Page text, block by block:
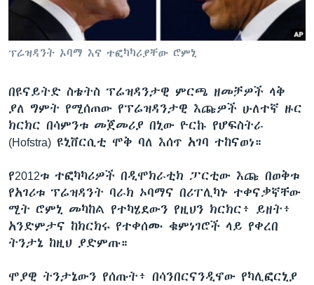
ቋንቋዎች
ፕሬዝዳንት ኦባማ እና ተፎካካሪያቸው ሮምኒ
በዩናይትድ ስቴትስ ፕሬዝዳንታዊ ምርጫ ዘመቻዎች ላቅ
ያለ ግምት የሚሰጠው የፕሬዝዳንታዊ እጩዎች ሁለተኛ ዙር
ክርክር በሳምንቱ መጀመሪያ በኒው ዮርኩ የሆፍስትራ
(Hofstra) ዩኒቨርሲቲ ሞቅ ባለ እሰጥ አገባ ተከናወነ።
የ2012ቱ ተፎካካሪዎች በዲሞክራቲክ ፓርቲው እጩ በወቅቱ
የአገሪቱ ፕሬዝዳንት ባራክ ኦባማና በሪፐሊካኑ ተቀናቃኛቸው
ሚት ሮምኒ መካከል የተካሄደውን የዚህን ክርክር፥ ይዘት፥
አንድምታና ከክርክሩ የተቀሰሙ ቁምነገሮች ላይ የቀረበ
ትንታኔ ከዚህ ያድምጡ።
ሞያዊ ትንታኔውን የሰጡት፥ በሳንበርናንዲኖው የካሊፎርኒያ